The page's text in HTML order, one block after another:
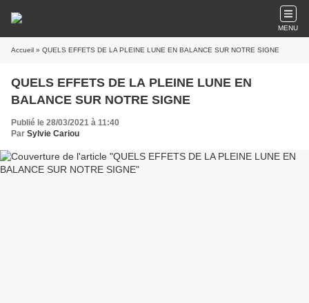
MENU
Accueil » QUELS EFFETS DE LA PLEINE LUNE EN BALANCE SUR NOTRE SIGNE
QUELS EFFETS DE LA PLEINE LUNE EN
BALANCE SUR NOTRE SIGNE
Publié le 28/03/2021 à 11:40
Par Sylvie Cariou